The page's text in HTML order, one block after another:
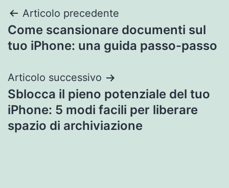
Navigazione
articoli
Articolo precedente
Come scansionare documenti sul
tuo iPhone: una guida passo-passo
Articolo successivo
Sblocca il pieno potenziale del tuo
iPhone: 5 modi facili per liberare
spazio di archiviazione